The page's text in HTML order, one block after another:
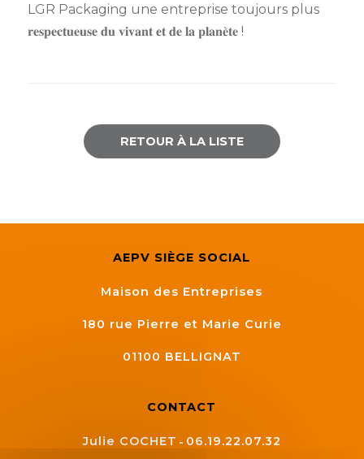
LGR Packaging une entreprise toujours plus
𝐫𝐞𝐬𝐩𝐞𝐜𝐭𝐮𝐞𝐮𝐬𝐞 𝐝𝐮 𝐯𝐢𝐯𝐚𝐧𝐭 𝐞𝐭 𝐝𝐞 𝐥𝐚 𝐩𝐥𝐚𝐧𝐞̀𝐭𝐞 !
RETOUR À LA LISTE
AEPV SIÈGE SOCIAL
Maison des Entreprises
180 rue Pierre et Marie Curie
01100 BELLIGNAT
CONTACT
Julie COCHET 06.19.22.07.32